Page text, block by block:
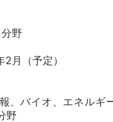
野
月（予定）
、バイオ、エネルギ
野